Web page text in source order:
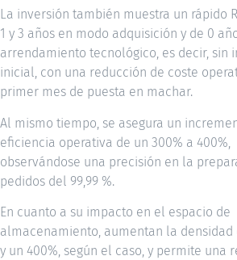
La inversión también muestra un rápido
1 y 3 años en modo adquisición y de 0
arrendamiento tecnológico, es decir, sin
inicial, con una reducción de coste
primer mes de puesta en machar.
Al mismo tiempo, se asegura un
eficiencia operativa de un 300% a 400%,
observándose una precisión en la
pedidos del 99,99 %.
En cuanto a su impacto en el espacio de
almacenamiento, aumentan la densidad
y un 400%, según el caso, y permite una